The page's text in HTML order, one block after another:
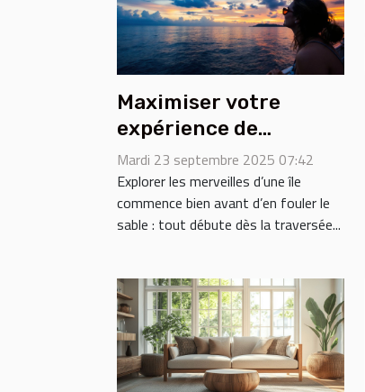
Maximiser votre
expérience de
traversée maritime
vers une île
Mardi 23 septembre 2025 07:42
Explorer les merveilles d’une île
commence bien avant d’en fouler le
sable : tout débute dès la traversée...